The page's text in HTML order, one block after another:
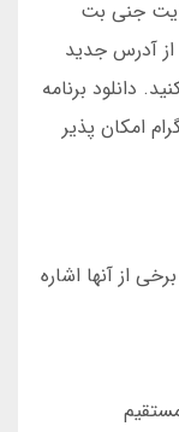
جنی بت
از آدرس جدید
دانلود برنامه
امکان پذیر
از آنها اشاره